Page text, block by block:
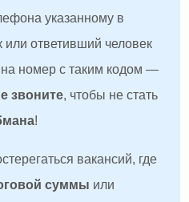
указанному в
или ответивший человек
на номер с таким кодом —
звоните, чтобы не стать
!
вакансий, где
суммы или